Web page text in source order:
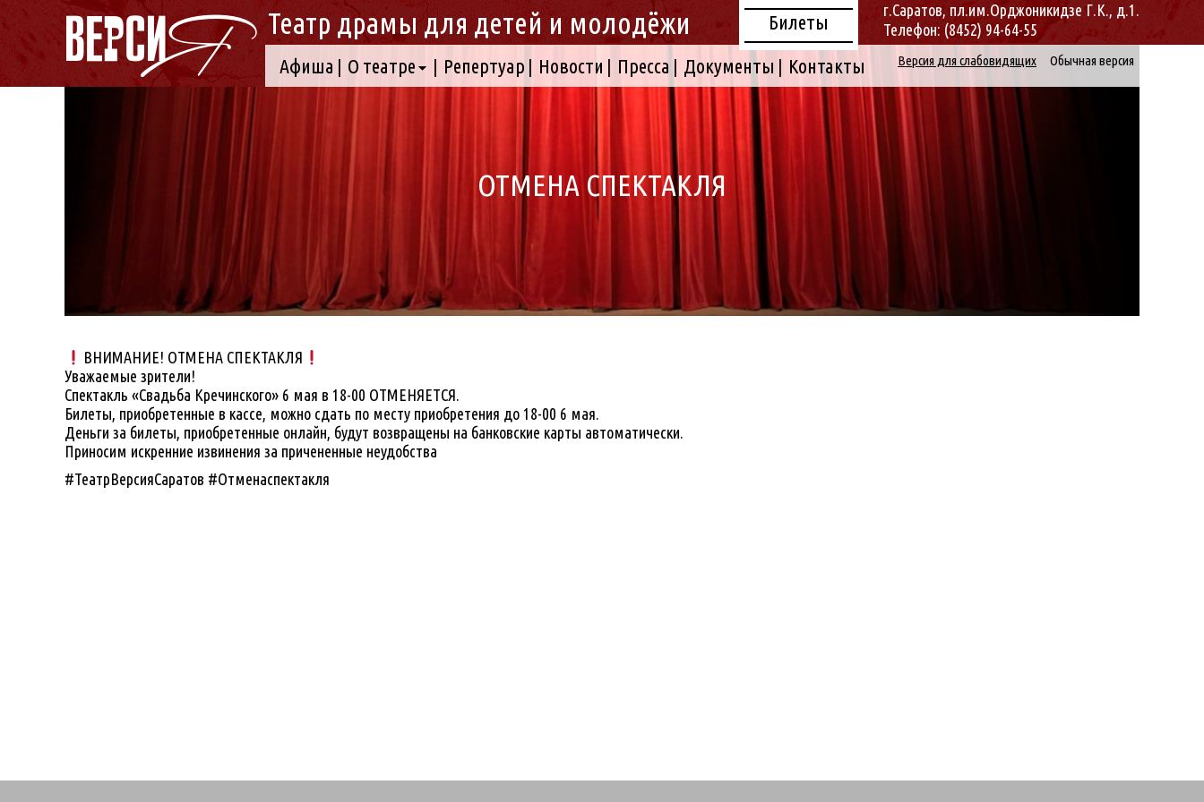
Театр драмы для детей и молодёжи
г.Саратов, пл.им.Орджоникидзе Г.К., д.1.
Телефон: (8452) 94-64-55
Билеты
Афиша
О театре Репертуар Новости Пресса Документы Контакты Версия для слабовидящих Обычная версия
ОТМЕНА СПЕКТАКЛЯ
ВНИМАНИЕ! ОТМЕНА СПЕКТАКЛЯ
Уважаемые зрители!
Спектакль «Свадьба Кречинского» 6 мая в 18-00 ОТМЕНЯЕТСЯ.
Билеты, приобретенные в кассе, можно сдать по месту приобретения до 18-00 6 мая.
Деньги за билеты, приобретенные онлайн, будут возвращены на банковские карты автоматически.
Приносим искренние извинения за причененные неудобства
#ТеатрВерсияСаратов #Отменаспектакля